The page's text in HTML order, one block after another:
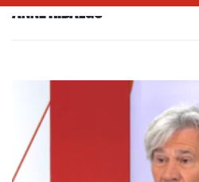
ANNE HIDALGO